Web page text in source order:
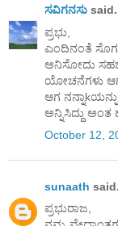
ಸವಿಗನಸು
ಪ್ರಭು,
ಎಂದಿನಂತೆ
ಅನಿಸೋದು
ಯೋಚನೆಗಳು ಆಗ
ಆಗ
ಅನ್ನಿಸಿದ್ದು ಅಂತ
October 12,
sunaath
ಪ್ರಭುರಾಜ,